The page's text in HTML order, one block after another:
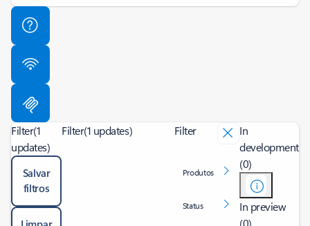
Filter(1
updates)
Salvar
filtros
Filter(1 updates) Filter
Produtos
Status
In
development
(0)
In preview
(0)